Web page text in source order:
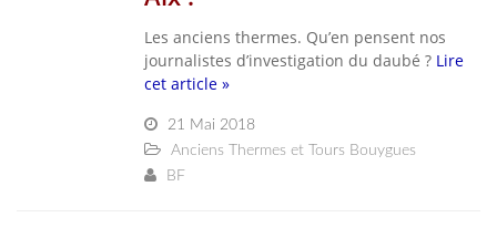
Les anciens thermes. Qu’en pensent nos
journalistes d’investigation du daubé ? Lire
cet article »
21 Mai 2018
Anciens Thermes et Tours Bouygues
BF